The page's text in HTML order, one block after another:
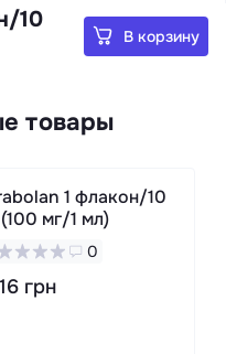
10
В корзину
товары
1 флакон/10
мг/1 мл)
0
грн